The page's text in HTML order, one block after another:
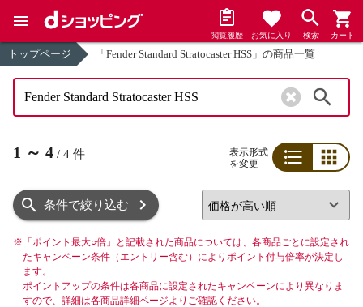
閲覧履歴 お気に入り 検索 カート
トップページ 「Fender Standard Stratocaster HSS」の商品一覧
1 ～ 4 / 4 件
表示形式
を変更
条件で絞り込む
※ 「ポイント最大○倍」と記載された商品については、各商品ごとに設定され
たキャンペーン条件（エントリー含む）によりポイント付与倍率が決定し
ます。
ポイントアップの条件は各商品に設定されたキャンペーンにより異なりま
すので、詳細は各商品詳細ページよりご確認ください。